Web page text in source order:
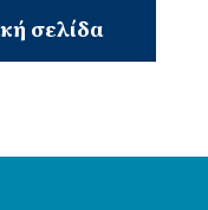
σελίδα